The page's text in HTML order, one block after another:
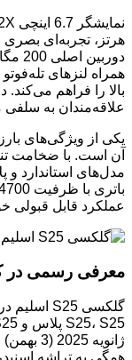
هرتز، تجربه‌ای بصری
همراه لنزهای
علاقه‌مندان به
عملکرد قابل قبولی
معرفی رسمی در
ژانویه